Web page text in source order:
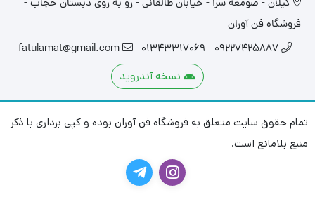
گیلان - صومعه سرا - خیابان طالقانی - رو به روی دبستان حجاب -
فروشگاه فن آوران
09227425887 - 01343317069
fatulamat@gmail.com
نسخه آندروید
تمام حقوق سایت متعلق به فروشگاه فن آوران بوده و کپی برداری با ذکر
منبع بلامانع است.